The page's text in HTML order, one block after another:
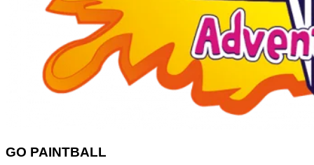
GO PAINTBALL